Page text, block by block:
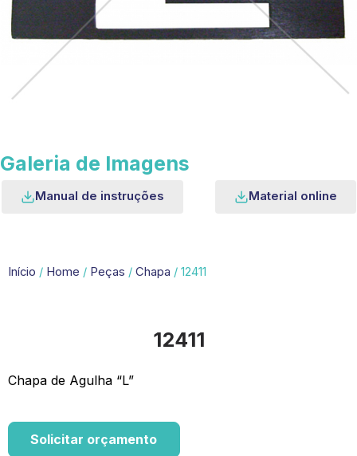
Galeria de Imagens
Manual de instruções Material online
Início / Home / Peças / Chapa / 12411
12411
Chapa de Agulha “L”
Solicitar orçamento